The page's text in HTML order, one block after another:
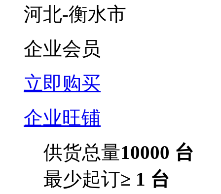
河北-衡水市
企业会员
立即购买
企业旺铺
供货总量10000 台
最少起订≥ 1 台